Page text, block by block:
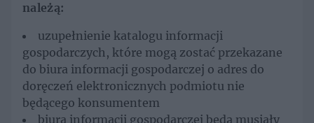
należą:
uzupełnienie katalogu informacji
gospodarczych, które mogą zostać przekazane
do biura informacji gospodarczej o adres do
doręczeń elektronicznych podmiotu nie
będącego konsumentem
biura informacji gospodarczej będą musiały